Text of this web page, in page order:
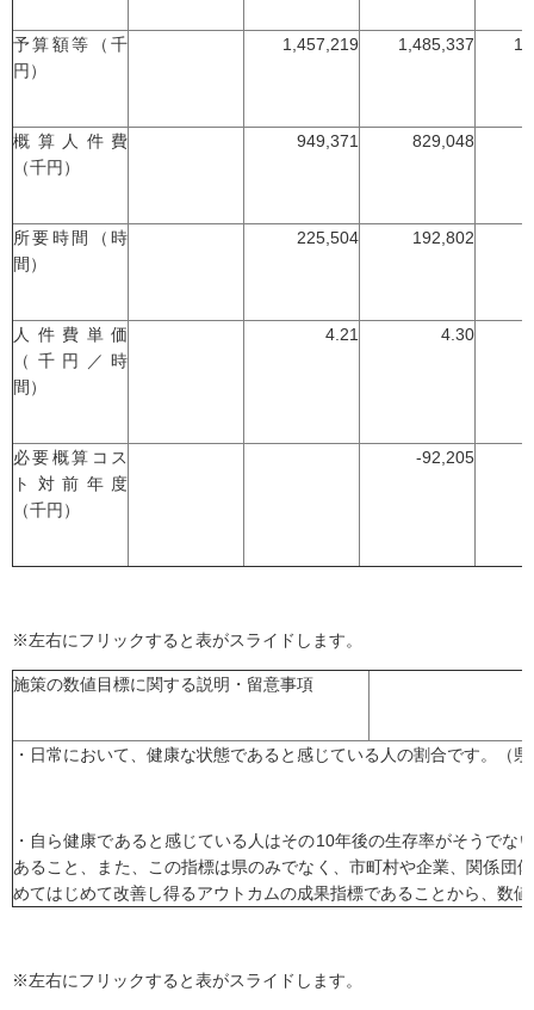
予算額等（千
円）
1,457,219 1,485,337
概算人件費
（千円）
949,371 829,048
所要時間（時
間）
225,504 192,802
人件費単価
（千円／時
間）
4.21 4.30
必要概算コス
ト対前年度
（千円）
-92,205
※左右にフリックすると表がスライドします。
施策の数値目標に関する説明・留意事項
・日常において、健康な状態であると感じている人の割合です。（
・自ら健康であると感じている人はその10年後の生存率がそうでな
あること、また、この指標は県のみでなく、市町村や企業、関係団
めてはじめて改善し得るアウトカムの成果指標であることから、数
※左右にフリックすると表がスライドします。